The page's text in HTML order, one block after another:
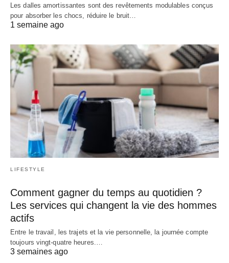
Les dalles amortissantes sont des revêtements modulables conçus
pour absorber les chocs, réduire le bruit…
1 semaine ago
LIFESTYLE
Comment gagner du temps au quotidien ?
Les services qui changent la vie des hommes
actifs
Entre le travail, les trajets et la vie personnelle, la journée compte
toujours vingt-quatre heures.…
3 semaines ago